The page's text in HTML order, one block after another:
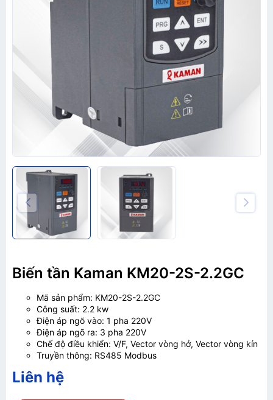
Biến tần Kaman KM20-2S-2.2GC
Mã sản phẩm: KM20-2S-2.2GC
Công suất: 2.2 kw
Điện áp ngõ vào: 1 pha 220V
Điện áp ngõ ra: 3 pha 220V
Chế độ điều khiển: V/F, Vector vòng hở, Vector vòng kín
Truyền thông: RS485 Modbus
Liên hệ